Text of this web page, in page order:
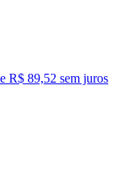
R$ 89,52 sem juros